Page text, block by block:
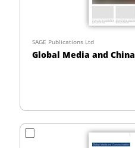
SAGE Publications Ltd
Global Media and China